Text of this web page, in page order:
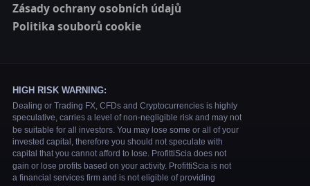
Zásady ochrany osobních údajů
Politika souborů cookie